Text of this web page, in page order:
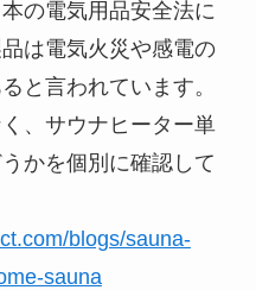
の電気用品安全法に
は電気火災や感電の
と言われています。
、サウナヒーター単
かを個別に確認して
blogs/sauna-
sauna